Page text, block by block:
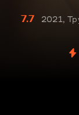
7.7
2021,